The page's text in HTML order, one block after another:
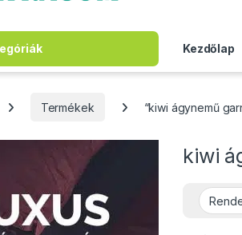
Kezdőlap
Termékek “kiwi ágynemű
kiwi